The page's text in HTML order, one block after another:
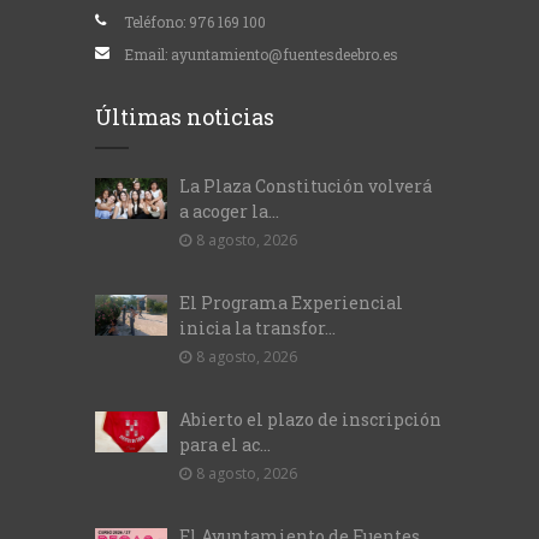
Teléfono: 976 169 100
Email: ayuntamiento@fuentesdeebro.es
Últimas noticias
La Plaza Constitución volverá
a acoger la...
8 agosto, 2026
El Programa Experiencial
inicia la transfor...
8 agosto, 2026
Abierto el plazo de inscripción
para el ac...
8 agosto, 2026